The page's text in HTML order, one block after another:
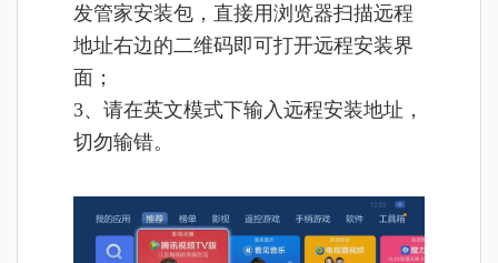
发管家安装包，直接用浏览器扫描远程
地址右边的二维码即可打开远程安装界
面；
3、请在英文模式下输入远程安装地址，
切勿输错。